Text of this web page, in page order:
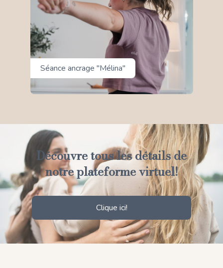
Séance ancrage "Mélina"
Découvre tous les détails de
notre plateforme virtuel!
Clique ici!